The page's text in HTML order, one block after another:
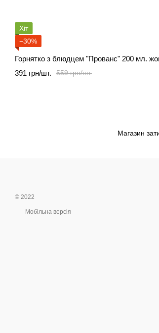
Хіт
−30%
Горнятко з блюдцем "Прованс" 200 мл.
559 грн/шт.
391 грн/шт.
Магазин
© 2022
Мобільна версія